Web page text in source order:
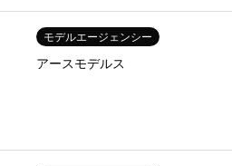
モデルエージェンシー
アースモデルス